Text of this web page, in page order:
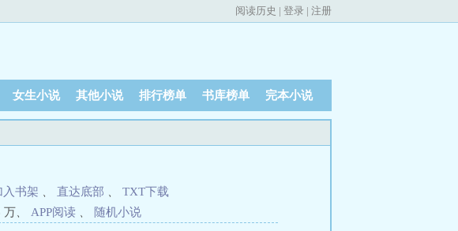
阅读历史 | 登录 | 注册
女生小说 其他小说 排行榜单 书库榜单 完本小说
入书架 直达底部
TXT下载
万 APP阅读 随机小说